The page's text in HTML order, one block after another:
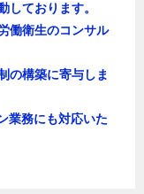
しております。
働衛生のコンサル
の構築に寄与しま
業務にも対応いた